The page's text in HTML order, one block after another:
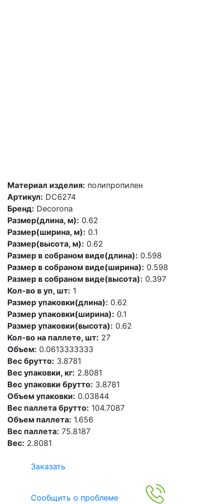
Материал изделия: полипропилен
Артикул: DC6274
Бренд: Decorona
Размер(длина, м): 0.62
Размер(ширина, м): 0.1
Размер(высота, м): 0.62
Размер в собраном виде(длина): 0.598
Размер в собраном виде(ширина): 0.598
Размер в собраном виде(высота): 0.397
Кол-во в уп, шт: 1
Размер упаковки(длина): 0.62
Размер упаковки(ширина): 0.1
Размер упаковки(высота): 0.62
Кол-во на паллете, шт: 27
Объем: 0.0613333333
Вес брутто: 3.8781
Вес упаковки, кг: 2.8081
Вес упаковки брутто: 3.8781
Объем упаковки: 0.03844
Вес паллета брутто: 104.7087
Объем паллета: 1.656
Вес паллета: 75.8187
Вес: 2.8081
Заказать
Сообщить о проблеме